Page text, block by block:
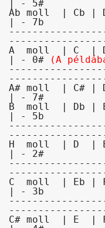
| - 5#
Ab moll  | Cb |
| - 7b
A  moll  | C  |
| - 0#
(A
A# moll  | C# |
| - 7#
B  moll  | Db |
| - 5b
H  moll  | D  |
| - 2#
C  moll  | Eb |
| - 3b
C# moll  | E  |